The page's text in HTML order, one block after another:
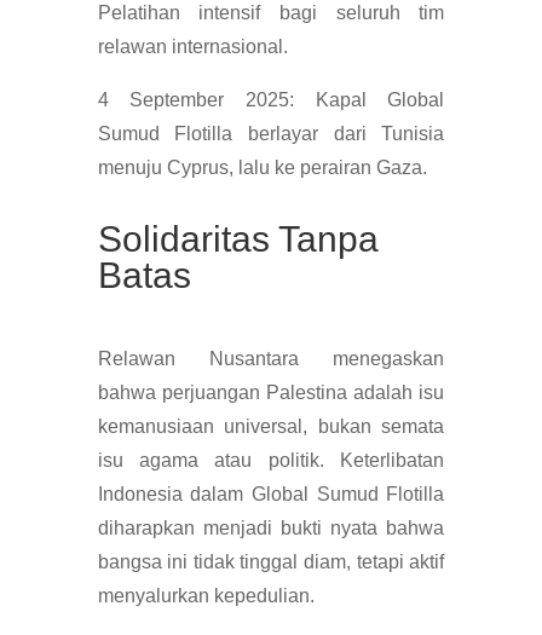
Pelatihan intensif bagi seluruh tim
relawan internasional.
4 September 2025: Kapal Global
Sumud Flotilla berlayar dari Tunisia
menuju Cyprus, lalu ke perairan Gaza.
Solidaritas Tanpa
Batas
Relawan Nusantara menegaskan
bahwa perjuangan Palestina adalah isu
kemanusiaan universal, bukan semata
isu agama atau politik. Keterlibatan
Indonesia dalam Global Sumud Flotilla
diharapkan menjadi bukti nyata bahwa
bangsa ini tidak tinggal diam, tetapi aktif
menyalurkan kepedulian.